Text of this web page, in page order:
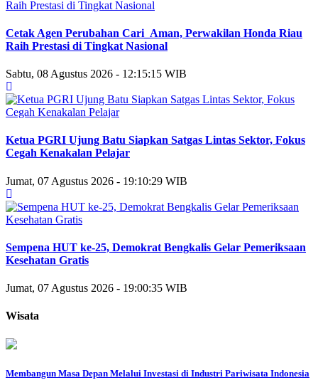
Cetak Agen Perubahan Cari_Aman, Perwakilan Honda Riau
Raih Prestasi di Tingkat Nasional
Sabtu, 08 Agustus 2026 - 12:15:15 WIB
Ketua PGRI Ujung Batu Siapkan Satgas Lintas Sektor, Fokus
Cegah Kenakalan Pelajar
Jumat, 07 Agustus 2026 - 19:10:29 WIB
Sempena HUT ke-25, Demokrat Bengkalis Gelar Pemeriksaan
Kesehatan Gratis
Jumat, 07 Agustus 2026 - 19:00:35 WIB
Wisata
Membangun Masa Depan Melalui Investasi di Industri Pariwisata Indonesia